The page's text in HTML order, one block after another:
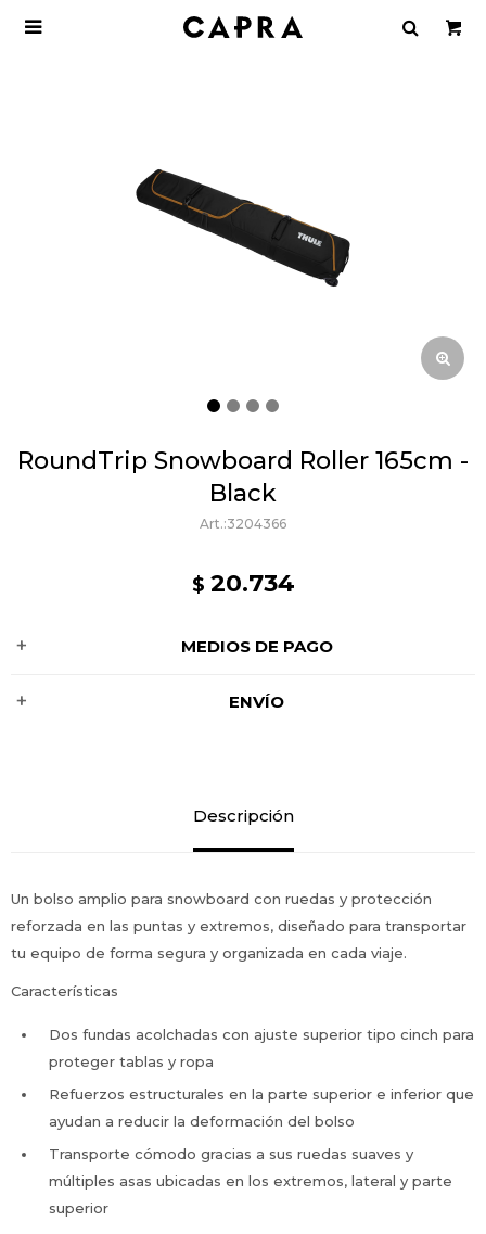

RoundTrip Snowboard Roller 165cm -
Black
3204366
$ 20.734
MEDIOS DE PAGO
ENVÍO
Descripción
Un bolso amplio para snowboard con ruedas y protección
reforzada en las puntas y extremos, diseñado para transportar
tu equipo de forma segura y organizada en cada viaje.
Características
Dos fundas acolchadas con ajuste superior tipo cinch para
proteger tablas y ropa
Refuerzos estructurales en la parte superior e inferior que
ayudan a reducir la deformación del bolso
Transporte cómodo gracias a sus ruedas suaves y
múltiples asas ubicadas en los extremos, lateral y parte
superior